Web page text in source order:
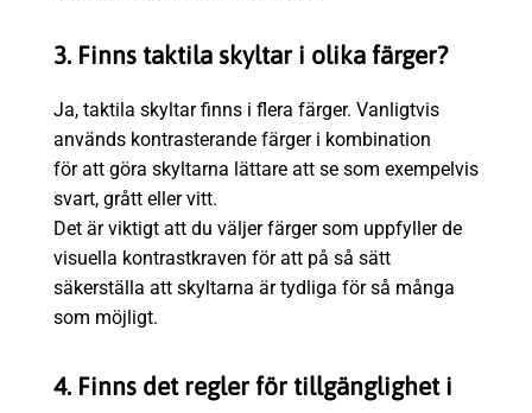
3. Finns taktila skyltar i olika färger?
Ja, taktila skyltar finns i flera färger. Vanligtvis
används kontrasterande färger i kombination
för att göra skyltarna lättare att se som exempelvis
svart, grått eller vitt.
Det är viktigt att du väljer färger som uppfyller de
visuella kontrastkraven för att på så sätt
säkerställa att skyltarna är tydliga för så många
som möjligt.
4. Finns det regler för tillgänglighet i